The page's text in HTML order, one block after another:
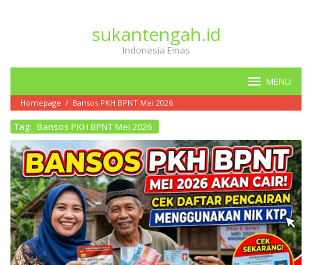
sukantengah.id
Indonesia Emas
MENU
Homepage / Bansos PKH BPNT Mei 2026
Tag: Bansos PKH BPNT Mei 2026